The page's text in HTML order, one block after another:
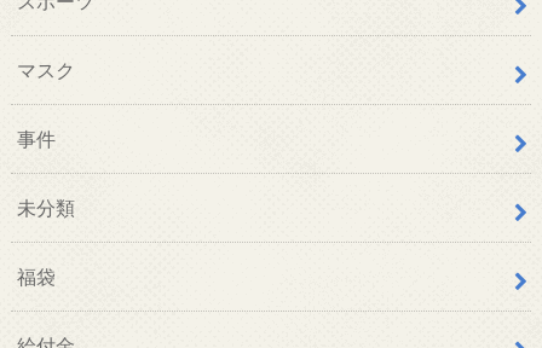
マスク
事件
未分類
福袋